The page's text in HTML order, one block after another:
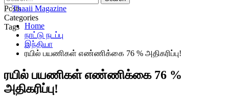
Posts
Categories
Tags Home
நாட்டு நடப்பு
இந்தியா
ரயில் பயணிகள் எண்ணிக்கை 76 % அதிகரிப்பு!
ரயில் பயணிகள் எண்ணிக்கை 76 %
அதிகரிப்பு!